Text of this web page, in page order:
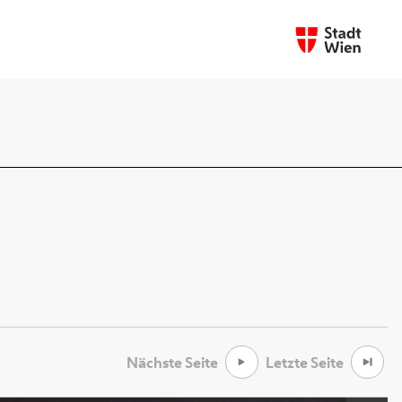
Nächste Seite Letzte Seite